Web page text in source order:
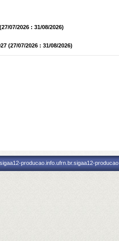
(27/07/2026 : 31/08/2026)
(27/07/2026 : 31/08/2026)
producao.info.ufrn.br.sigaa12-producao